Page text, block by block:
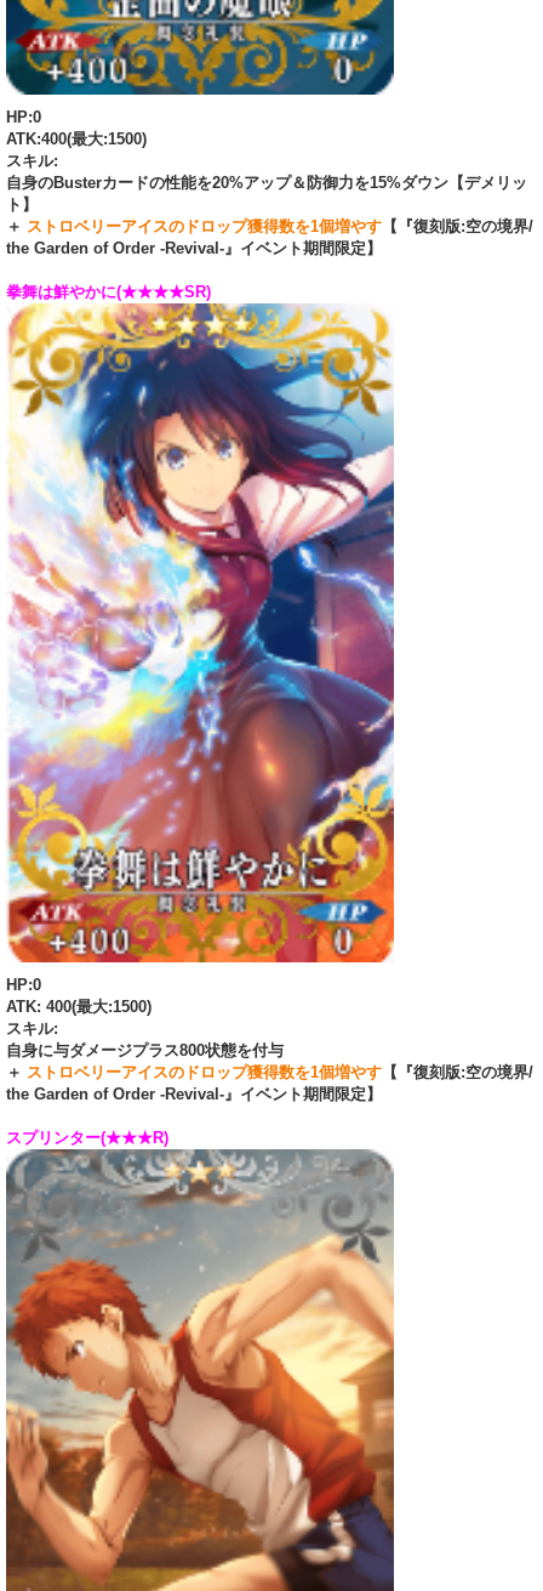
HP:0
ATK:400(最大:1500)
スキル:
自身のBusterカードの性能を20%アップ＆防御力を15%ダウン【デメリッ
ト】
＋ ストロベリーアイスのドロップ獲得数を1個増やす 【『復刻版:空の境界/
the Garden of Order -Revival-』イベント期間限定】
拳舞は鮮やかに(★★★★SR)
HP:0
ATK: 400(最大:1500)
スキル:
自身に与ダメージプラス800状態を付与
＋ ストロベリーアイスのドロップ獲得数を1個増やす 【『復刻版:空の境界/
the Garden of Order -Revival-』イベント期間限定】
スプリンター(★★★R)